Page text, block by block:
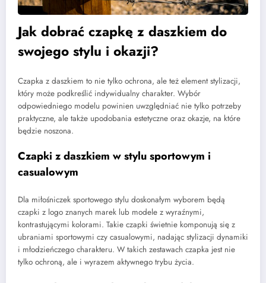
Jak dobrać czapkę z daszkiem do
swojego stylu i okazji?
Czapka z daszkiem to nie tylko ochrona, ale też element stylizacji,
który może podkreślić indywidualny charakter. Wybór
odpowiedniego modelu powinien uwzględniać nie tylko potrzeby
praktyczne, ale także upodobania estetyczne oraz okazje, na które
będzie noszona.
Czapki z daszkiem w stylu sportowym i
casualowym
Dla miłośniczek sportowego stylu doskonałym wyborem będą
czapki z logo znanych marek lub modele z wyraźnymi,
kontrastującymi kolorami. Takie czapki świetnie komponują się z
ubraniami sportowymi czy casualowymi, nadając stylizacji dynamiki
i młodzieńczego charakteru. W takich zestawach czapka jest nie
tylko ochroną, ale i wyrazem aktywnego trybu życia.